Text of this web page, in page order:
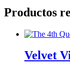
Productos
Velvet